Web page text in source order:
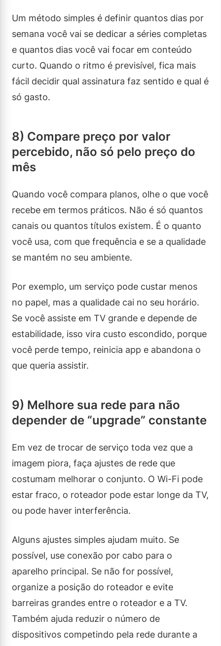
Um método simples é definir quantos dias por
semana você vai se dedicar a séries completas
e quantos dias você vai focar em conteúdo
curto. Quando o ritmo é previsível, fica mais
fácil decidir qual assinatura faz sentido e qual é
só gasto.
8) Compare preço por valor
percebido, não só pelo preço do
mês
Quando você compara planos, olhe o que você
recebe em termos práticos. Não é só quantos
canais ou quantos títulos existem. É o quanto
você usa, com que frequência e se a qualidade
se mantém no seu ambiente.
Por exemplo, um serviço pode custar menos
no papel, mas a qualidade cai no seu horário.
Se você assiste em TV grande e depende de
estabilidade, isso vira custo escondido, porque
você perde tempo, reinicia app e abandona o
que queria assistir.
9) Melhore sua rede para não
depender de “upgrade” constante
Em vez de trocar de serviço toda vez que a
imagem piora, faça ajustes de rede que
costumam melhorar o conjunto. O Wi-Fi pode
estar fraco, o roteador pode estar longe da TV,
ou pode haver interferência.
Alguns ajustes simples ajudam muito. Se
possível, use conexão por cabo para o
aparelho principal. Se não for possível,
organize a posição do roteador e evite
barreiras grandes entre o roteador e a TV.
Também ajuda reduzir o número de
dispositivos competindo pela rede durante a